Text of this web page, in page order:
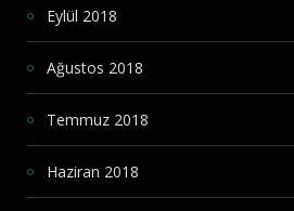
Eylül 2018
Ağustos 2018
Temmuz 2018
Haziran 2018